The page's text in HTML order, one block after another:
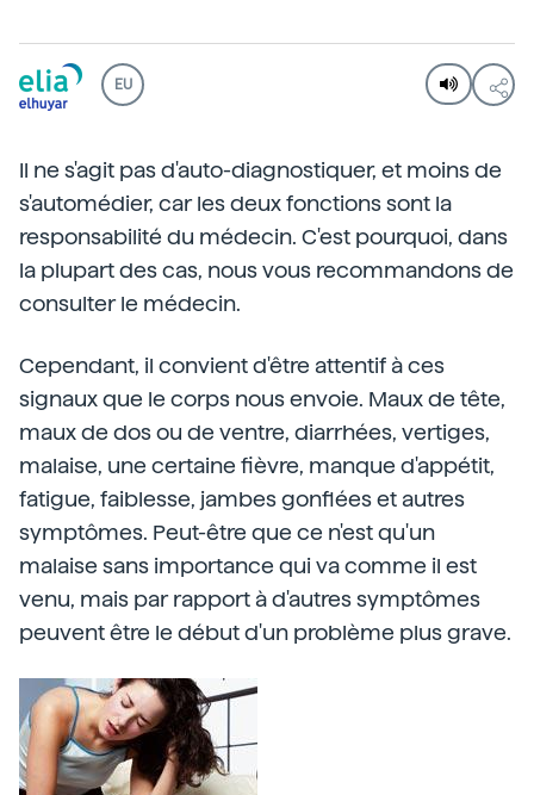
EU
Il ne s'agit pas d'auto-diagnostiquer, et moins de
s'automédier, car les deux fonctions sont la
responsabilité du médecin. C'est pourquoi, dans
la plupart des cas, nous vous recommandons de
consulter le médecin.
Cependant, il convient d'être attentif à ces
signaux que le corps nous envoie. Maux de tête,
maux de dos ou de ventre, diarrhées, vertiges,
malaise, une certaine fièvre, manque d'appétit,
fatigue, faiblesse, jambes gonflées et autres
symptômes. Peut-être que ce n'est qu'un
malaise sans importance qui va comme il est
venu, mais par rapport à d'autres symptômes
peuvent être le début d'un problème plus grave.